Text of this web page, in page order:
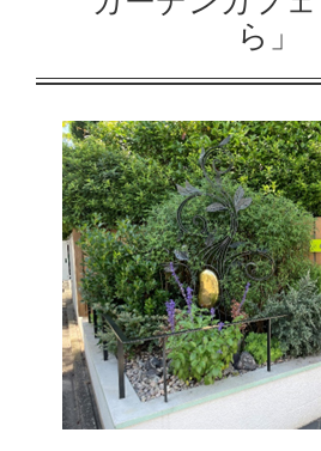
ら」